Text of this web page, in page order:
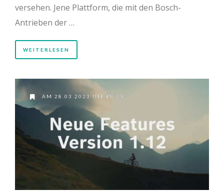
versehen. Jene Plattform, die mit den Bosch-
Antrieben der …
WEITERLESEN
AM 28.03.2023 UM 15:39